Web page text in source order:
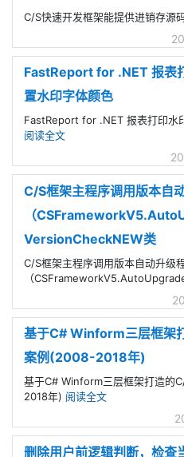
C/S快速开发框架能提供进销存源
FastReport for .NET 报表
置水印字体颜色
FastReport for .NET 报表打印水
阅读全文
C/S框架主程序调用版本自
（
VersionCheckNEW类
C/S框架主程序调用版本自动升级
（
基于C# Winform三层框架
案例(2008-2018年)
基于C# Winform三层框架打造的
2018年) 阅读全文
删除用户前逻辑判断，检查